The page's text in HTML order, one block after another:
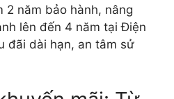
2 năm bảo hành, nâng
lên đến 4 năm tại Điện
đãi dài hạn, an tâm sử